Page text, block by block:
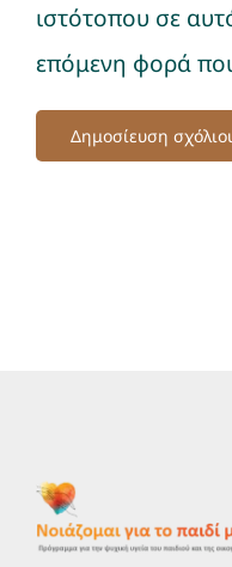
ιστότοπου σε
επόμενη φορά